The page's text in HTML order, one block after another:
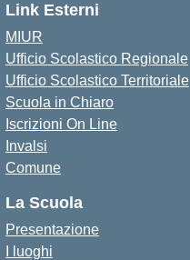
Link Esterni
MIUR
Ufficio Scolastico Regionale
Ufficio Scolastico Territoriale
Scuola in Chiaro
Iscrizioni On Line
Invalsi
Comune
La Scuola
Presentazione
I luoghi